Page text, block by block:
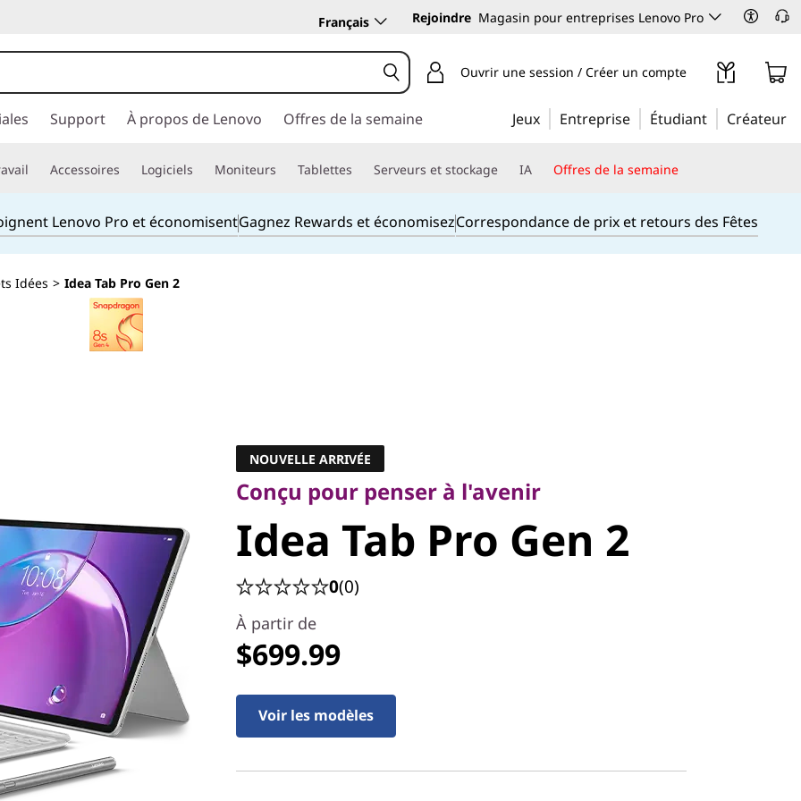
Français Rejoindre Magasin pour entreprises Lenovo Pro
Ouvrir une session / Créer un compte
Support À propos de Lenovo Offres de la semaine Jeux Entreprise Étudiant Créateur
Accessoires Logiciels Moniteurs Tablettes Serveurs et stockage IA Offres de la semaine
Lenovo Pro et économisentGagnez Rewards et économisezCorrespondance de prix et retours des Fêtes
Idées > Idea Tab Pro Gen 2
Idea Tab Pro Gen
NOUVELLE ARRIVÉE
Conçu pour penser à l'avenir
Idea Tab Pro Gen 2
0(0)
À partir de
$699.99
Voir les modèles